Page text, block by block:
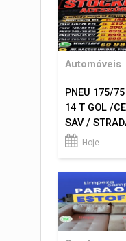
Automóveis
PNEU 175/
14 T GOL /
SAV /
R$ 219,99
Hoje